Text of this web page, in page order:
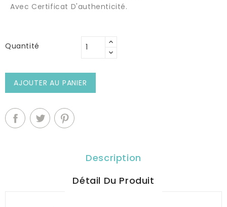
Avec Certificat D'authenticité.
Quantité
AJOUTER AU PANIER
Description
Détail Du Produit